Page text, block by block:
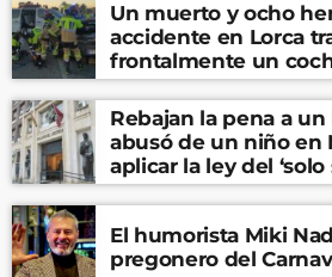
Un muerto y ocho
accidente en Lorca
frontalmente un
Rebajan la pena a
abusó de un niño en
aplicar la ley del ‘solo
El humorista Miki
pregonero del